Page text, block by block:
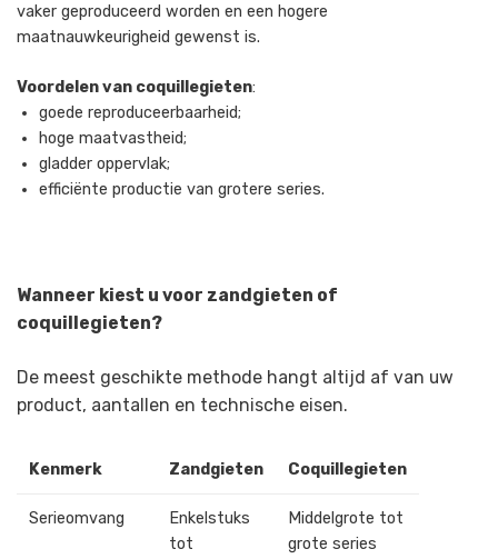
vaker geproduceerd worden en een hogere
maatnauwkeurigheid gewenst is.
Voordelen van coquillegieten:
goede reproduceerbaarheid;
hoge maatvastheid;
gladder oppervlak;
efficiënte productie van grotere series.
Wanneer kiest u voor zandgieten of
coquillegieten?
De meest geschikte methode hangt altijd af van uw
product, aantallen en technische eisen.
Kenmerk Zandgieten Coquillegieten
Serieomvang
Enkelstuks
tot
Middelgrote tot
grote series